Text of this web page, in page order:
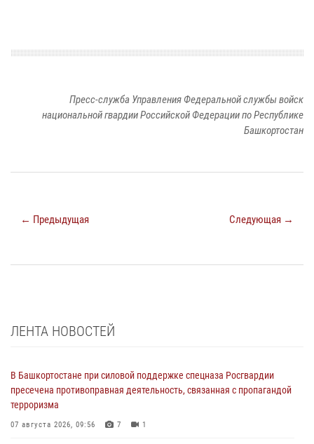
Пресс-служба Управления Федеральной службы войск
национальной гвардии Российской Федерации по Республике
Башкортостан
← Предыдущая Следующая →
ЛЕНТА НОВОСТЕЙ
В Башкортостане при силовой поддержке спецназа Росгвардии
пресечена противоправная деятельность, связанная с пропагандой
терроризма
07 августа 2026, 09:56 7 1